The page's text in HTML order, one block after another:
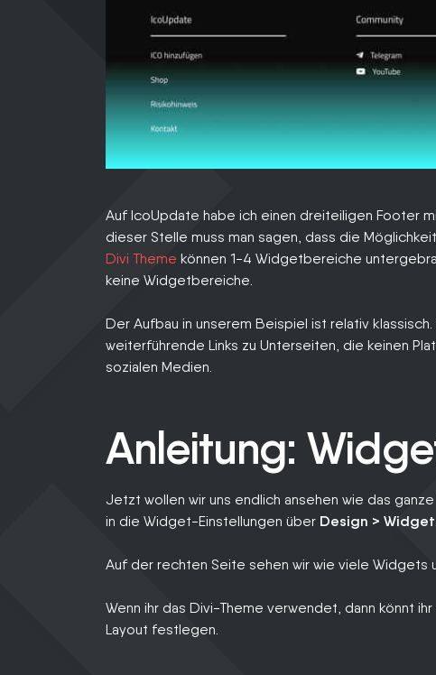
Auf IcoUpdate habe ich einen dreiteiligen Footer
dieser Stelle muss man sagen, dass die
Divi Theme können 1-4 Widgetbereiche
keine Widgetbereiche.
Der Aufbau in unserem Beispiel ist relativ
weiterführende Links zu Unterseiten, die keinen
sozialen Medien.
Anleitung:
Jetzt wollen wir uns endlich ansehen wie das
in die Widget-Einstellungen über Design > Widget
Auf der rechten Seite sehen wir wie viele Widgets
Wenn ihr das Divi-Theme verwendet, dann könnt
Layout festlegen.